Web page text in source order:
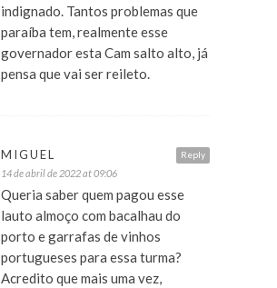
indignado. Tantos problemas que
paraíba tem, realmente esse
governador esta Cam salto alto, já
pensa que vai ser reileto.
Reply
MIGUEL
14 de abril de 2022 at 09:06
Queria saber quem pagou esse
lauto almoço com bacalhau do
porto e garrafas de vinhos
portugueses para essa turma?
Acredito que mais uma vez,